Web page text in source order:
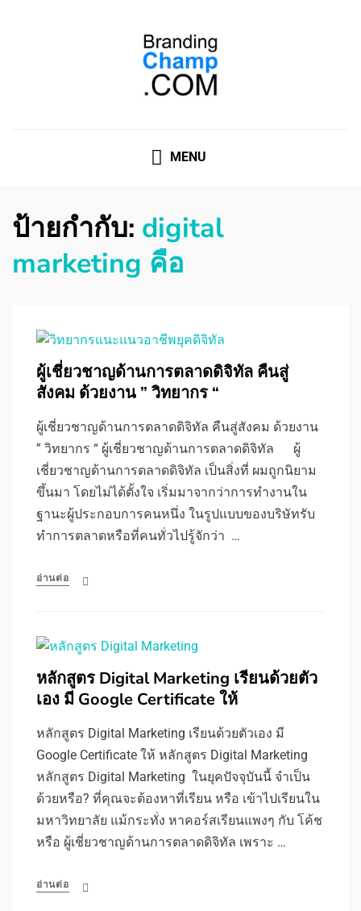
MENU
ป้ายกำกับ: digital
marketing คือ
ผู้เชี่ยวชาญด้านการตลาดดิจิทัล คืนสู่
สังคม ด้วยงาน ” วิทยากร “
ผู้เชี่ยวชาญด้านการตลาดดิจิทัล คืนสู่สังคม ด้วยงาน
” วิทยากร “ ผู้เชี่ยวชาญด้านการตลาดดิจิทัล ผู้
เชี่ยวชาญด้านการตลาดดิจิทัล เป็นสิ่งที่ ผมถูกนิยาม
ขึ้นมา โดยไม่ได้ตั้งใจ เริ่มมาจากว่าการทำงานใน
ฐานะผู้ประกอบการคนหนึ่ง ในรูปแบบของบริษัทรับ
ทำการตลาดหรือที่คนทั่วไปรู้จักว่า …
อ่านต่อ
หลักสูตร Digital Marketing เรียนด้วยตัว
เอง มี Google Certificate ให้
หลักสูตร Digital Marketing เรียนด้วยตัวเอง มี
Google Certificate ให้ หลักสูตร Digital Marketing
หลักสูตร Digital Marketing ในยุคปัจจุบันนี้ จำเป็น
ด้วยหรือ? ที่คุณจะต้องหาที่เรียน หรือ เข้าไปเรียนใน
มหาวิทยาลัย แม้กระทั่ง หาคอร์สเรียนแพงๆ กับ โค้ช
หรือ ผู้เชี่ยวชาญด้านการตลาดดิจิทัล เพราะ …
อ่านต่อ